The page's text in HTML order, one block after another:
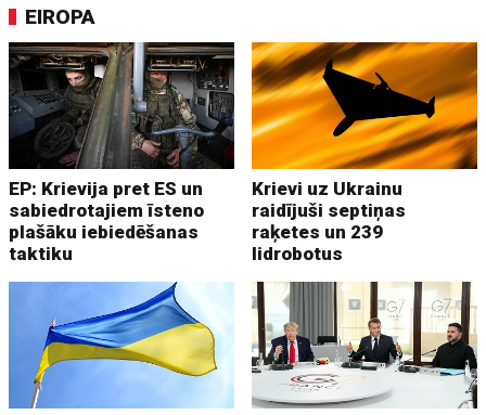
EIROPA
EP: Krievija pret ES un
sabiedrotajiem īsteno
plašāku iebiedēšanas
taktiku
Krievi uz Ukrainu
raidījuši septiņas
raķetes un 239
lidrobotus